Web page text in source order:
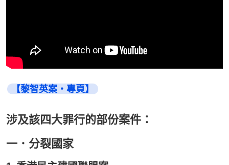
【黎智英案・專頁】
涉及該四大罪行的部份案件：
一．分裂國家